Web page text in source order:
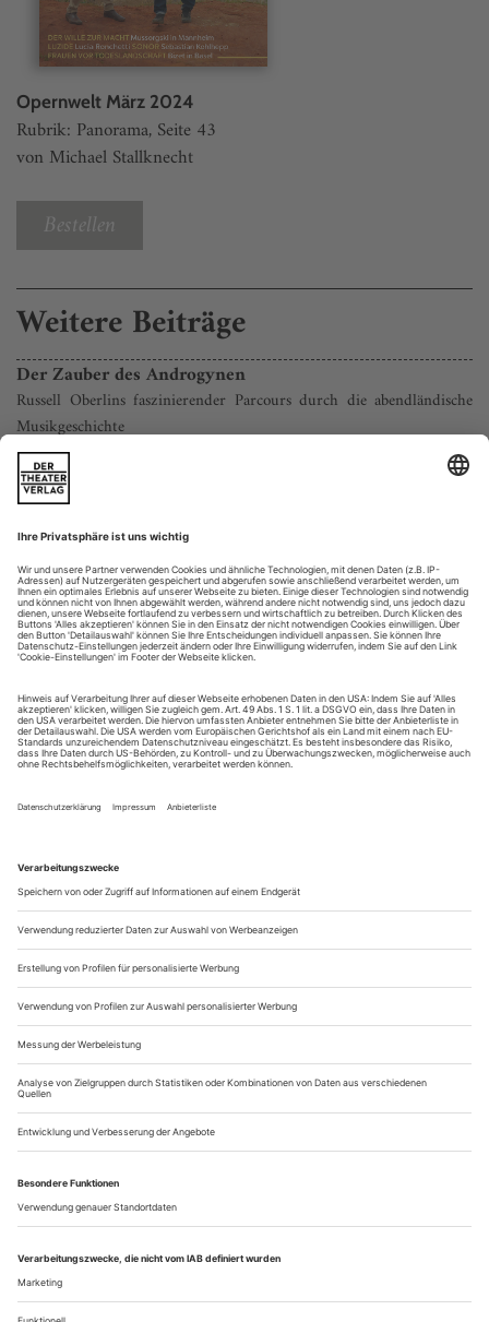
Opernwelt März 2024
Rubrik: Panorama, Seite 43
von Michael Stallknecht
Bestellen
Weitere Beiträge
Der Zauber des Androgynen
Russell Oberlins faszinierender Parcours durch die abendländische
Musikgeschichte
Er war einer der größten Sänger des 20. Jahrhunderts und ist
doch kaum bekannt – der 2016 verstorbene US-Amerikaner
Russell Oberlin. 1959 nahm er ein Recital mit Händel-Arien
auf, das zweifelsohne zu den Glanzlichtern des Barockgesangs
gehört. Darunter befindet sich auch die Arie «Ombra cara di
mia sposa», in der Radamisto den vermeintlichen Tod seiner
Frau Zenobia...
Katharina Kammerloher singt seit 30 Jahren an der Berliner
Staatsoper. Jetzt hat sie ein Album mit Liedern von Cécile Chaminade
herausgebracht. Ein Porträt.
Nicht jedem Anfang wohnt ein Zauber inne. Diesem
Im Rücken die Staatsoper, vor uns das Hotel de Rome, in das
Katharina Kammerloher aber nicht gehen möchte, weil es ihr
doch einen Hauch zu mondän ist. Ein erstes offenherziges
Lächeln, dazu ein...
Hypnotisch
Charpentier: David et Jonathas an der Oper Nancy
Als Charpentiers «David et Jonathas» im Jahr 1688 am
Pariser Collège Louis-le-Grand uraufgeführt wurde, stand die
Musik nicht allein für sich: Zwischen die fünf Akte schoben
die Zöglinge der (als Lycée bis heute renommierten)
Jesuitenschule eine lateinische Tragödie namens «Saül» über
den ersten König Israels und sein verlorenes Kriegsglück im
Kampf gegen die...